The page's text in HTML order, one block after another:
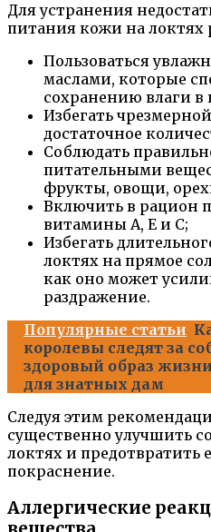
Для устранения
питания кожи на локтях
Пользоваться
маслами, которые
сохранению влаги в
Избегать
достаточное
Соблюдать
питательными
фрукты, овощи,
Включить в рацион
витамины A, Е и С;
Избегать
локтях на прямое
как оно может
раздражение.
Популярные статьи
королевы следят за
здоровый образ
для знатных дам
Следуя этим
существенно улучшить
локтях и предотвратить
покраснение.
Аллергические